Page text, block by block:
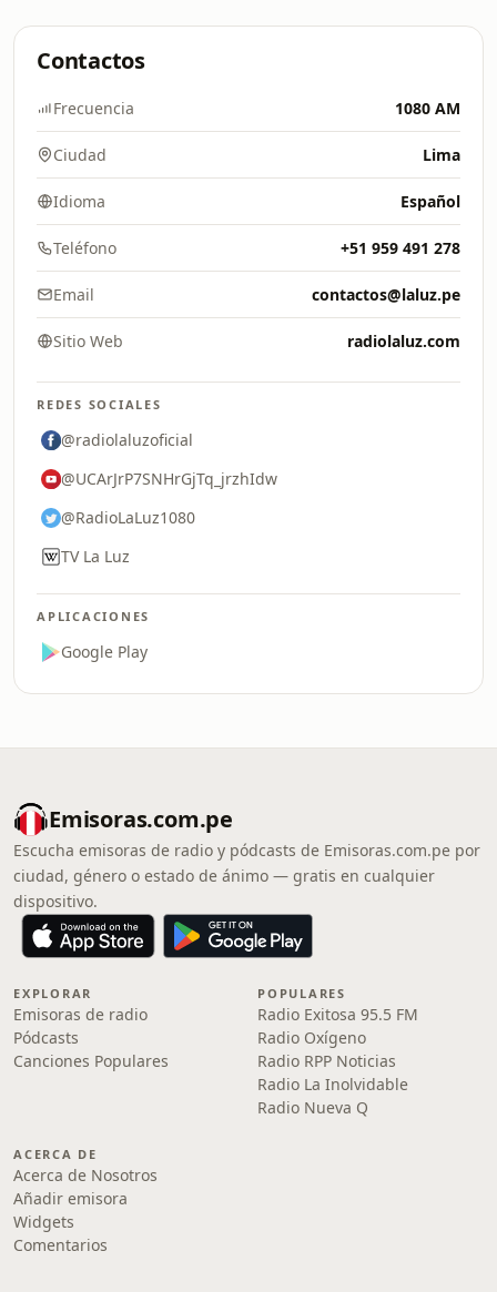
Contactos
Frecuencia 1080 AM
Ciudad Lima
Idioma Español
Teléfono +51 959 491 278
Email contactos@laluz.pe
Sitio Web radiolaluz.com
REDES SOCIALES
@radiolaluzoficial
@UCArJrP7SNHrGjTq_jrzhIdw
@RadioLaLuz1080
TV La Luz
APLICACIONES
Google Play
Emisoras.com.pe
Escucha emisoras de radio y pódcasts de Emisoras.com.pe por
ciudad, género o estado de ánimo — gratis en cualquier
dispositivo.
EXPLORAR
Emisoras de radio
Pódcasts
Canciones Populares
POPULARES
Radio Exitosa 95.5 FM
Radio Oxígeno
Radio RPP Noticias
Radio La Inolvidable
Radio Nueva Q
ACERCA DE
Acerca de Nosotros
Añadir emisora
Widgets
Comentarios